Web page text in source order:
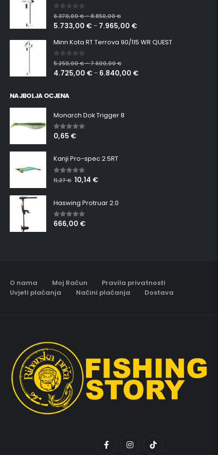
0 out of 5
6.370,00€–8.850,00€
5.733,00 € – 7.965,00 €
Minn Kota RT Terrova 90/115 WR QUEST
0 out of 5
5.250,00€–7.600,00€
4.725,00 € – 6.840,00 €
NAJBOLJA OCJENA
Monarch Dok Trigger 8
5.00 out of 5
0,65 €
Kanji Pro-spec 2.5RT
5.00 out of 5
11,27€ 10,14 €
Haswing Protruar 2.0
5.00 out of 5
666,00 €
O nama Moj Račun
Pravila privatnosti
Uvjeti plaćanja
Načini plaćanja Dostava